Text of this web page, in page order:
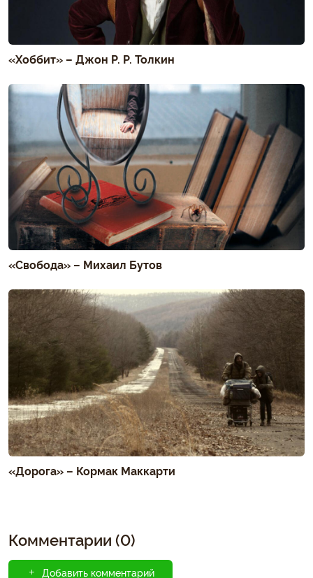
«Хоббит» – Джон Р. Р. Толкин
«Свобода» – Михаил Бутов
«Дорога» – Кормак Маккарти
Комментарии (0)
Добавить комментарий